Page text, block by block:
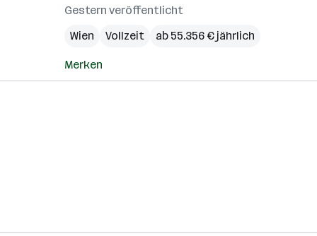
Gestern veröffentlicht
Wien
Vollzeit ab 55.356 € jährlich
Merken